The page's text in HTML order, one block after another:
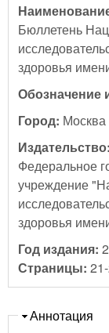
Бюллетень
здоровья
Обозначение
Город: Москва
Издательство:
Федеральное
учреждение
здоровья
Год издания:
Страницы:
Скрыть
Аннотация